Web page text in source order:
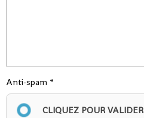
Anti-spam
CLIQUEZ POUR VALIDER